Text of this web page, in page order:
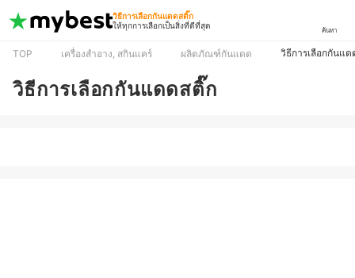
วิธีการเลือกกันแดดสติ๊ก
ให้ทุกการเลือกเป็นสิ่งที่ดีที่สุด
ค้นหา
TOP เครื่องสำอาง, สกินแคร์ ผลิตภัณฑ์กันแดด วิธีการเลือกกันแ
วิธีการเลือกกันแดดสติ๊ก